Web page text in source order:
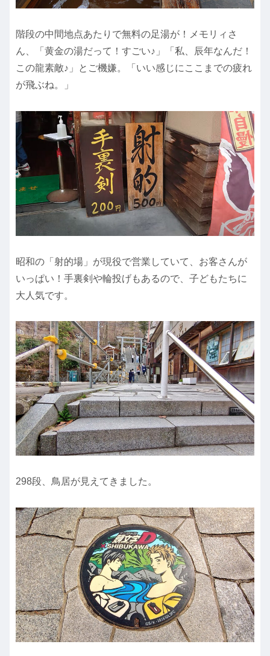
階段の中間地点あたりで無料の足湯が！メモリィさ
ん、「黄金の湯だって！すごい♪」「私、辰年なんだ！
この龍素敵♪」とご機嫌。「いい感じにここまでの疲れ
が飛ぶね。」
昭和の「射的場」が現役で営業していて、お客さんが
いっぱい！手裏剣や輪投げもあるので、子どもたちに
大人気です。
298段、鳥居が見えてきました。